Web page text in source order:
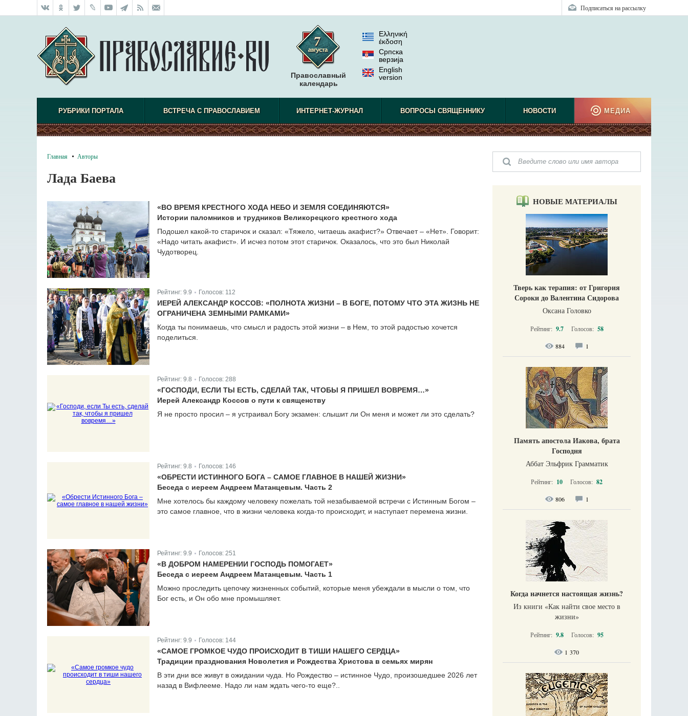
Подписаться на рассылку
Православный
календарь
Ελληνική
έκδοση
Српска
верзиjа
English
version
РУБРИКИ ПОРТАЛА ВСТРЕЧА С ПРАВОСЛАВИЕМ ИНТЕРНЕТ-ЖУРНАЛ ВОПРОСЫ СВЯЩЕННИКУ НОВОСТИ МЕДИА
Главная Авторы
Лада Баева
«ВО ВРЕМЯ КРЕСТНОГО ХОДА НЕБО И ЗЕМЛЯ СОЕДИНЯЮТСЯ»
Истории паломников и трудников Великорецкого крестного хода
Подошел какой-то старичок и сказал: «Тяжело, читаешь акафист?» Отвечает – «Нет». Говорит:
«Надо читать акафист». И исчез потом этот старичок. Оказалось, что это был Николай
Чудотворец.
Рейтинг: 9.9 Голосов: 112
ИЕРЕЙ АЛЕКСАНДР КОССОВ: «ПОЛНОТА ЖИЗНИ – В БОГЕ, ПОТОМУ ЧТО ЭТА ЖИЗНЬ НЕ
ОГРАНИЧЕНА ЗЕМНЫМИ РАМКАМИ»
Когда ты понимаешь, что смысл и радость этой жизни – в Нем, то этой радостью хочется
поделиться.
Рейтинг: 9.8 Голосов: 288
«ГОСПОДИ, ЕСЛИ ТЫ ЕСТЬ, СДЕЛАЙ ТАК, ЧТОБЫ Я ПРИШЕЛ ВОВРЕМЯ…»
Иерей Александр Коссов о пути к священству
Я не просто просил – я устраивал Богу экзамен: слышит ли Он меня и может ли это сделать?
Рейтинг: 9.8 Голосов: 146
«ОБРЕСТИ ИСТИННОГО БОГА – САМОЕ ГЛАВНОЕ В НАШЕЙ ЖИЗНИ»
Беседа с иереем Андреем Матанцевым. Часть 2
Мне хотелось бы каждому человеку пожелать той незабываемой встречи с Истинным Богом –
это самое главное, что в жизни человека когда-то происходит, и наступает перемена жизни.
Рейтинг: 9.9 Голосов: 251
«В ДОБРОМ НАМЕРЕНИИ ГОСПОДЬ ПОМОГАЕТ»
Беседа с иереем Андреем Матанцевым. Часть 1
Можно проследить цепочку жизненных событий, которые меня убеждали в мысли о том, что
Бог есть, и Он обо мне промышляет.
Рейтинг: 9.9 Голосов: 144
«САМОЕ ГРОМКОЕ ЧУДО ПРОИСХОДИТ В ТИШИ НАШЕГО СЕРДЦА»
Традиции празднования Новолетия и Рождества Христова в семьях мирян
В эти дни все живут в ожидании чуда. Но Рождество – истинное Чудо, произошедшее 2026 лет
назад в Вифлееме. Надо ли нам ждать чего-то еще?..
НОВЫЕ МАТЕРИАЛЫ
Тверь как терапия: от Григория
Сороки до Валентина Сидорова
Оксана Головко
Рейтинг: 9.7 Голосов: 58
884 1
Память апостола Иакова, брата
Господня
Аббат Эльфрик Грамматик
Рейтинг: 10 Голосов: 82
806 1
Когда начнется настоящая жизнь?
Из книги «Как найти свое место в
жизни​»
Рейтинг: 9.8 Голосов: 95
1 370